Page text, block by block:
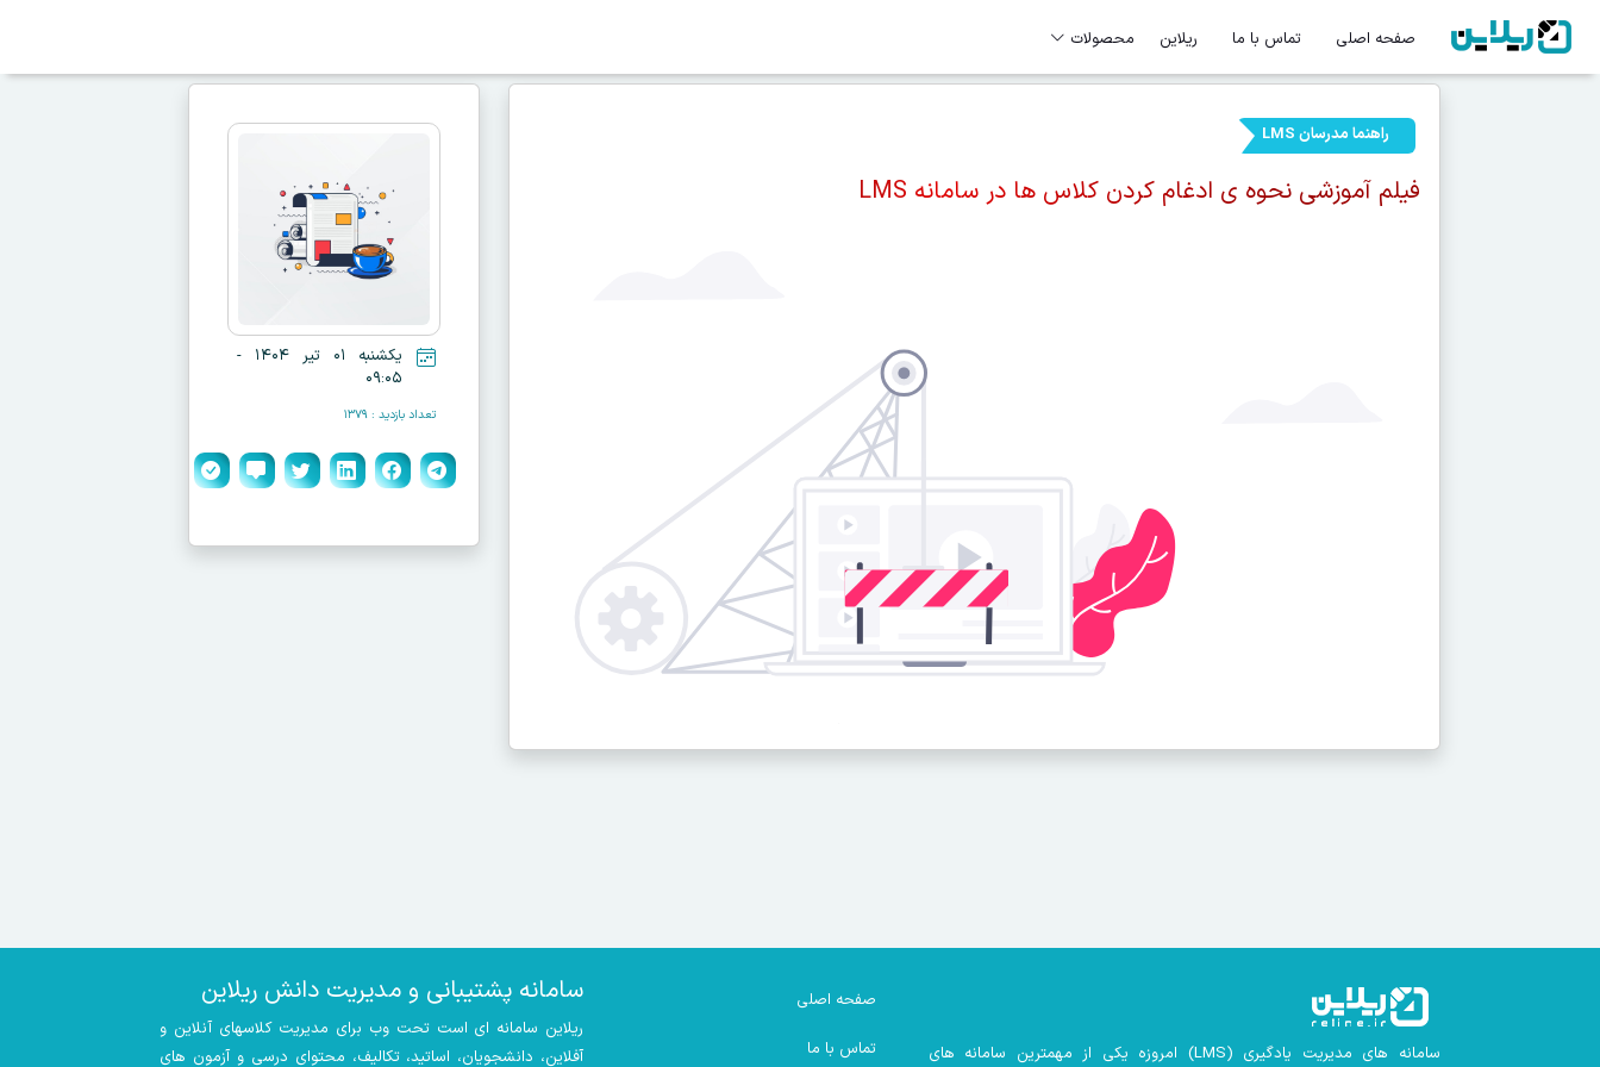
صفحه اصلی تماس با ما ریلاین محصولات
راهنما مدرسان LMS
فیلم آموزشی نحوه ی ادغام کردن کلاس ها در سامانه LMS
یکشنبه ۰۱ تیر ۱۴۰۴ -
۰۹:۰۵
تعداد بازدید : ۱۳۷۹
سامانه های مدیریت یادگیری (LMS) امروزه یکی از مهمترین سامانه های
صفحه اصلی
تماس با ما
سامانه پشتیبانی و مدیریت دانش ریلاین
ریلاین سامانه ای است تحت وب برای مدیریت کلاسهای آنلاین و
آفلاین، دانشجویان، اساتید، تکالیف، محتوای درسی و آزمون های